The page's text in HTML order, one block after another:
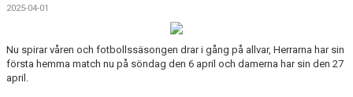
TRYGG FOTBOLL
VÅRA LAG/TRÄNARE - KONTAKTUPPGIFTER
2025-04-01
Nu spirar våren och fotbollssäsongen drar i gång på allvar, Herrarna har sin
första hemma match nu på söndag den 6 april och damerna har sin den 27
april.